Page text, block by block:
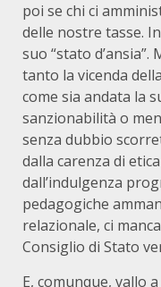
poi se chi ci
delle nostre tasse.
suo “stato
tanto la vicenda
come sia andata la
sanzionabilità o
senza dubbio
dalla carenza di
dall’indulgenza
pedagogiche
relazionale, ci
Consiglio di Stato
E, comunque, vallo